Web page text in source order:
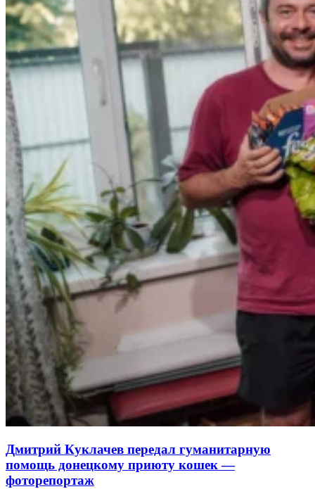
Дмитрий Куклачев передал гуманитарную
помощь донецкому приюту кошек —
фоторепортаж